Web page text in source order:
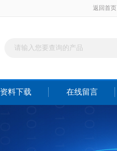
返回首页
资料下载 在线留言